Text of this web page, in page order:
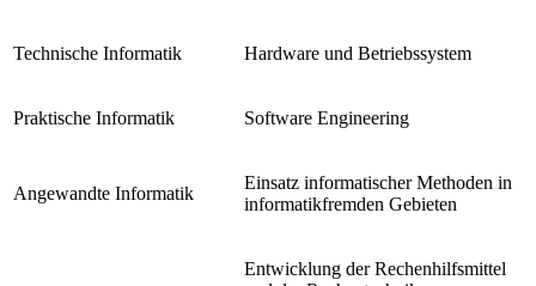
Technische Informatik Hardware und Betriebssystem
Praktische Informatik Software Engineering
Angewandte Informatik
Einsatz informatischer Methoden in
informatikfremden Gebieten
Entwicklung der Rechenhilfsmittel